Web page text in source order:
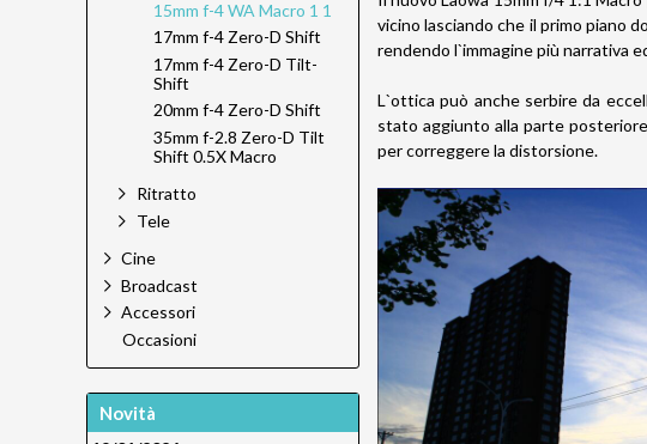
vicino lasciando che il primo piano
rendendo l`immagine più narrativa
L`ottica può anche serbire da
stato aggiunto alla parte
per correggere la distorsione.
15mm f-4 WA Macro 1 1
17mm f-4 Zero-D Shift
17mm f-4 Zero-D Tilt-
Shift
20mm f-4 Zero-D Shift
35mm f-2.8 Zero-D Tilt
Shift 0.5X Macro
Ritratto
Tele
Cine
Broadcast
Accessori
Occasioni
Novità